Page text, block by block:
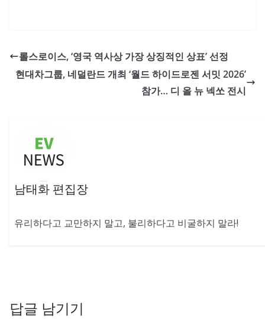
롤스로이스, ‘영국 역사상 가장 상징적인 상표’ 선정
현대차그룹, 네덜란드 개최 ‘월드 하이드로젠 서밋 2026’
참가… 디 올 뉴 넥쏘 전시
남태화 편집장
유리하다고 교만하지 말고, 불리하다고 비굴하지 말라!
답글 남기기